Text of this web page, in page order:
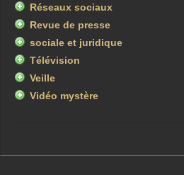
Réseaux sociaux
Revue de presse
sociale et juridique
Télévision
Veille
Vidéo mystère